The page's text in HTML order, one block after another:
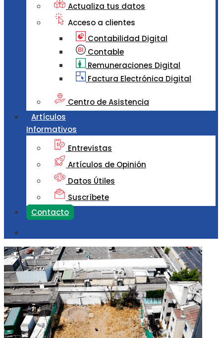
Actualiza tus datos
Acceso a clientes
Contabilidad Digital
Contable
Remuneraciones Digital
Factura Electrónica Digital
Centro de Asistencia
Artículos
Informativos
Entrevistas
Artículos de Opinión
Datos Útiles
Suscríbete
Contacto